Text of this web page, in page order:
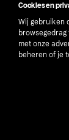
Cookies en
Wij gebruiken
met onze
beheren of je